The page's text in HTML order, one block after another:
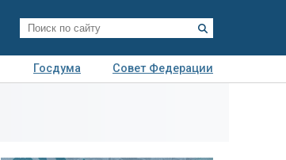
Госдума
Совет Федерации